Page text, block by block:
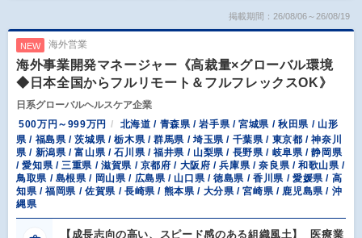
掲載期間：26/08/06～26/08/19
NEW 海外営業
海外事業開発マネージャー《高裁量×グローバル環境
◆日本全国からフルリモート＆フルフレックスOK》
日系グローバルヘルスケア企業
500万円～999万円
北海道 / 青森県 / 岩手県 / 宮城県 / 秋田県 / 山形
県 / 福島県 / 茨城県 / 栃木県 / 群馬県 / 埼玉県 / 千葉県 / 東京都 / 神奈川
県 / 新潟県 / 富山県 / 石川県 / 福井県 / 山梨県 / 長野県 / 岐阜県 / 静岡県
/ 愛知県 / 三重県 / 滋賀県 / 京都府 / 大阪府 / 兵庫県 / 奈良県 / 和歌山県 /
鳥取県 / 島根県 / 岡山県 / 広島県 / 山口県 / 徳島県 / 香川県 / 愛媛県 / 高
知県 / 福岡県 / 佐賀県 / 長崎県 / 熊本県 / 大分県 / 宮崎県 / 鹿児島県 / 沖
縄県
【成長志向の高い、スピード感のある組織風土】 医療業